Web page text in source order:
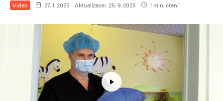
Video 27. 1. 2025 Aktualizace: 25. 9. 2025 1 min. čtení